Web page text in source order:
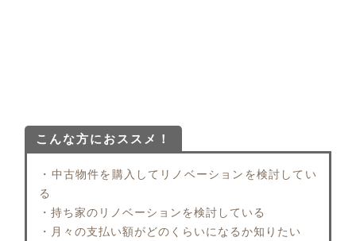
こんな方におススメ！
・中古物件を購入してリノベーションを検討してい
る
・持ち家のリノベーションを検討している
・月々の支払い額がどのくらいになるか知りたい